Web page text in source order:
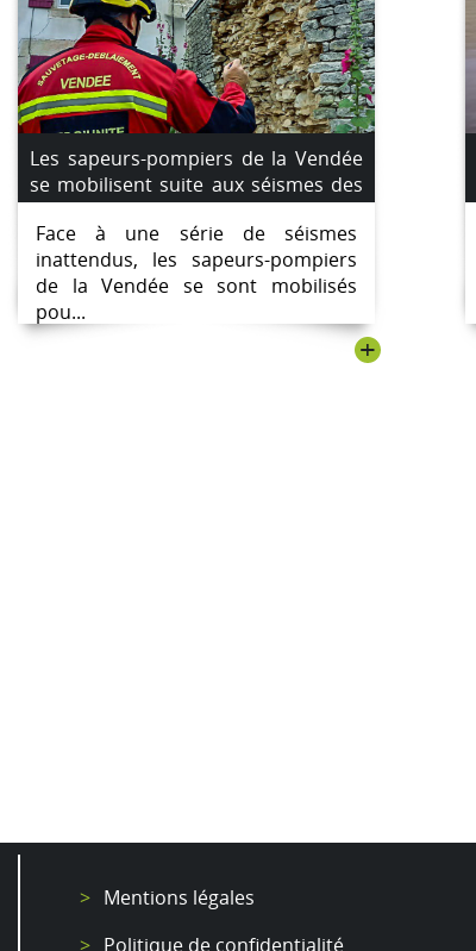
Les sapeurs-pompiers de la Vendée
se mobilisent suite aux séismes des
16 et 17 juin 2023.
Face à une série de séismes
inattendus, les sapeurs-pompiers
de la Vendée se sont mobilisés
pou...
+
Mentions légales
Politique de confidentialité